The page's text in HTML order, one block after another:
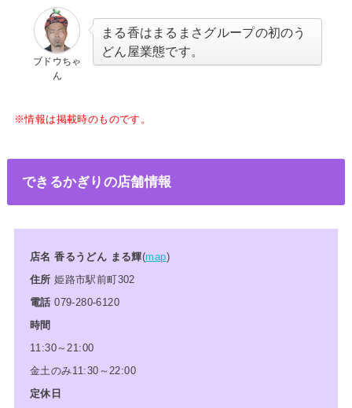
ブドウちゃ
ん
まる香はまるまさグループの初のう
どん屋業態です。
※情報は掲載時のものです。
できるかぎりの店舗情報
店名 香るうどん まる輝(map)
住所 姫路市駅前町302
電話079-280-6120
時間
11:30～21:00
金土のみ11:30～22:00
定休日